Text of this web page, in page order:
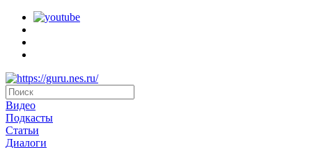
Видео
Подкасты
Статьи
Диалоги